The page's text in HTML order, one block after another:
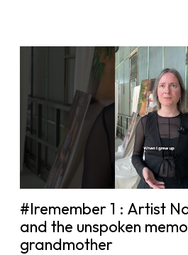
#Iremember 1 : Artist
and the unspoken
grandmother